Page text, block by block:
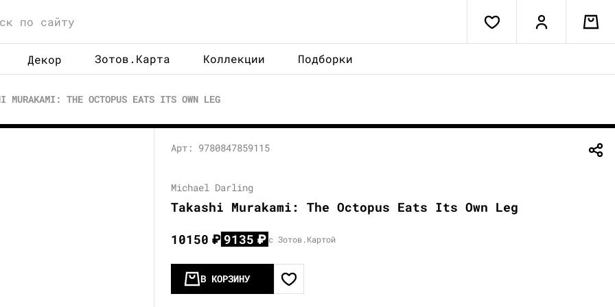
Декор Зотов.Карта Коллекции Подборки
MURAKAMI: THE OCTOPUS EATS ITS OWN LEG
Арт: 9780847859115
Michael Darling
Takashi Murakami: The Octopus Eats Its Own Leg
10150₽ 9135₽ с Зотов.Картой
В КОРЗИНУ